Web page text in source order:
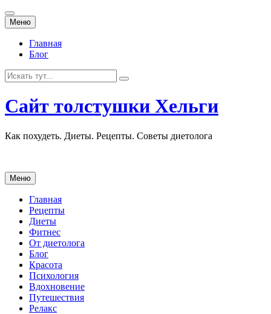
Меню Перейти
к
содержанию
Главная
Блог
Искать:
Сайт толстушки Хельги
Как похудеть. Диеты. Рецепты. Советы диетолога
Меню Перейти
к
содержанию
Главная
Рецепты
Диеты
Фитнес
От диетолога
Блог
Красота
Психология
Вдохновение
Путешествия
Релакс